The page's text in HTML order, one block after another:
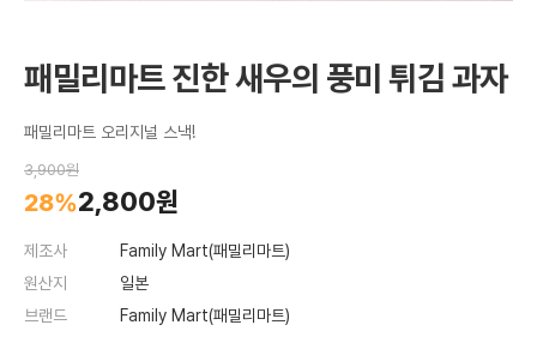
패밀리마트 진한 새우의 풍미 튀김 과자
패밀리마트 오리지널 스낵!
3,900원
28%2,800원
제조사
Family Mart(패밀리마트)
원산지
일본
브랜드
Family Mart(패밀리마트)